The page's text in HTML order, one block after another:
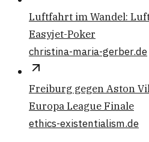
Luftfahrt im Wandel:
Easyjet-Poker
christina-maria-gerber.de
Freiburg gegen Aston
Europa League Finale
ethics-existentialism.de